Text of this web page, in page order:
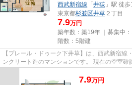
西武新宿線 「 井荻 」駅 徒
東京都杉並区井草 ２丁目
7.9万円
築年数：築19年 ｜募集中：
階数：5階建
【プレール・ドゥーク下井草】は、西武新宿線
ンクリート造のマンションです。 現在の空室確認は電話またはメールにてお問い
7.9万円